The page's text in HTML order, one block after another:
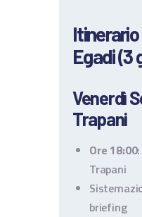
Egadi (3
Venerdì
Trapani
Ore 18:00
Trapani
briefing